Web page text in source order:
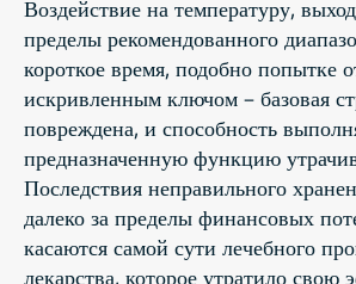
Воздействие на температуру,
пределы рекомендованного
короткое время, подобно попытке
искривленным ключом – базовая
повреждена, и способность
предназначенную функцию
Последствия неправильного
далеко за пределы финансовых
касаются самой сути лечебного
лекарства, которое утратило свою